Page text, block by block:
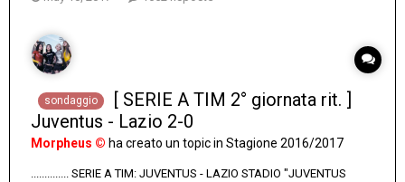
sondaggio
[ SERIE A TIM 2° giornata rit. ]
Juventus - Lazio 2-0
Morpheus © ha creato un topic in Stagione 2016/2017
.............. SERIE A TIM: JUVENTUS - LAZIO STADIO "JUVENTUS